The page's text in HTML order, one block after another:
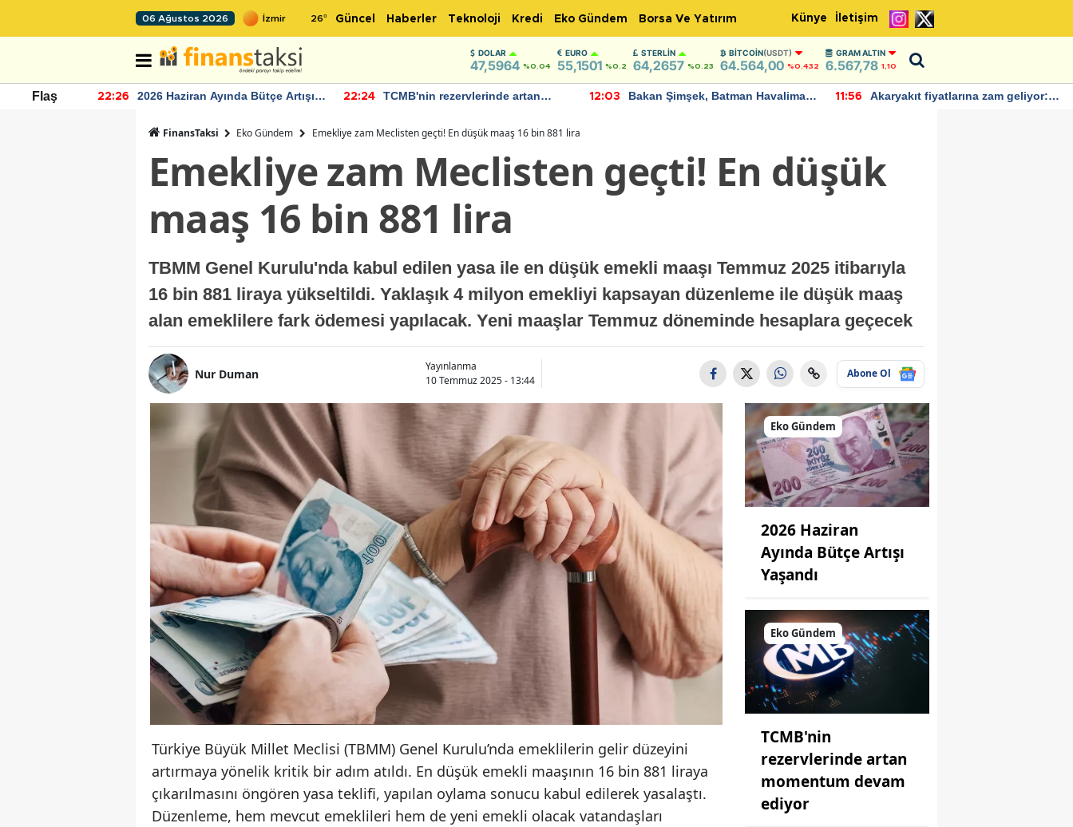
06 Ağustos 2026 26° Güncel Haberler Teknoloji Kredi Eko Gündem Borsa Ve Yatırım Künye İletişim
DOLAR
47,5964 %0.04
EURO
55,1501 %0.2
STERLIN
64,2657 %0.23
BITCOIN(USDT)
64.564,00 %0.432
GRAM ALTIN
6.567,78 1,10
Flaş 22:26
2026 Haziran Ayında Bütçe Artışı
22:24
TCMB'nin rezervlerinde artan
12:03
Bakan Şimşek, Batman Havalimanı
11:56
Akaryakıt fiyatlarına zam geliyor:
FinansTaksi Eko Gündem Emekliye zam Meclisten geçti! En düşük maaş 16 bin 881 lira
Emekliye zam Meclisten geçti! En düşük
maaş 16 bin 881 lira
TBMM Genel Kurulu'nda kabul edilen yasa ile en düşük emekli maaşı Temmuz 2025 itibarıyla
16 bin 881 liraya yükseltildi. Yaklaşık 4 milyon emekliyi kapsayan düzenleme ile düşük maaş
alan emeklilere fark ödemesi yapılacak. Yeni maaşlar Temmuz döneminde hesaplara geçecek
Nur Duman
Yayınlanma
10 Temmuz 2025 - 13:44
Abone Ol
Türkiye Büyük Millet Meclisi (TBMM) Genel Kurulu’nda emeklilerin gelir düzeyini
artırmaya yönelik kritik bir adım atıldı. En düşük emekli maaşının 16 bin 881 liraya
çıkarılmasını öngören yasa teklifi, yapılan oylama sonucu kabul edilerek yasalaştı.
Düzenleme, hem mevcut emeklileri hem de yeni emekli olacak vatandaşları
Eko Gündem
2026 Haziran
Ayında Bütçe Artışı
Yaşandı
Eko Gündem
TCMB'nin
rezervlerinde artan
momentum devam
ediyor